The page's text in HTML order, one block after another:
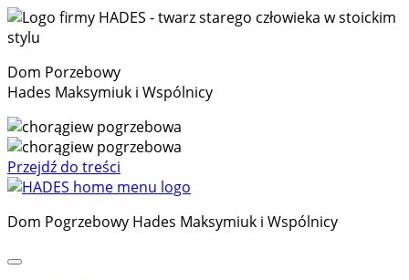
Dom Porzebowy
Hades Maksymiuk i Wspólnicy
Przejdź do treści
Dom Pogrzebowy Hades Maksymiuk i Wspólnicy